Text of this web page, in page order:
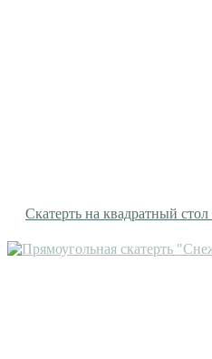
Скатерть на квадратный